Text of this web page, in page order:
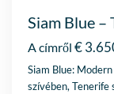
Siam Blue –
A címről €
Siam Blue:
szívében, Tenerife